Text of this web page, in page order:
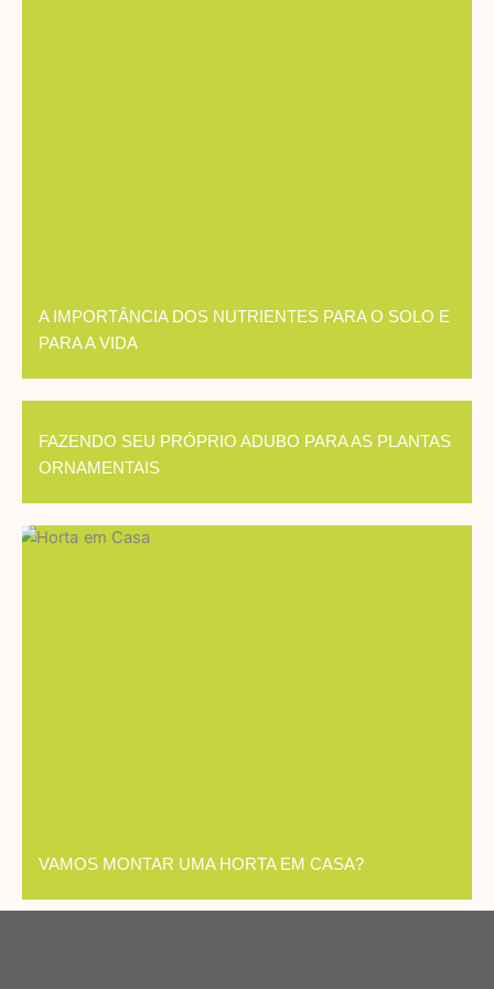
A IMPORTÂNCIA DOS NUTRIENTES PARA O SOLO E
PARA A VIDA
FAZENDO SEU PRÓPRIO ADUBO PARA AS PLANTAS
ORNAMENTAIS
VAMOS MONTAR UMA HORTA EM CASA?